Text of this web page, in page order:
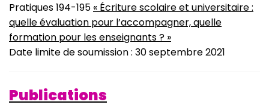
Pratiques 194-195 « Écriture scolaire et universitaire :
quelle évaluation pour l’accompagner, quelle
formation pour les enseignants ? »
Date limite de soumission : 30 septembre 2021
Publications